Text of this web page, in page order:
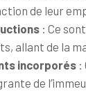
de leur
: Ce
allant de la
incorporés :
de